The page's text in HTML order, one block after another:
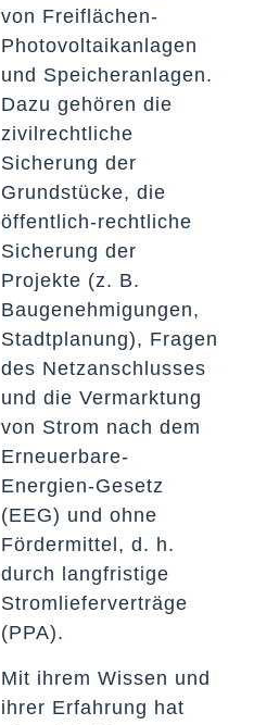
von Freiflächen-
Photovoltaikanlagen
und Speicheranlagen.
Dazu gehören die
zivilrechtliche
Sicherung der
Grundstücke, die
öffentlich-rechtliche
Sicherung der
Projekte (z. B.
Baugenehmigungen,
Stadtplanung), Fragen
des Netzanschlusses
und die Vermarktung
von Strom nach dem
Erneuerbare-
Energien-Gesetz
(EEG) und ohne
Fördermittel, d. h.
durch langfristige
Stromlieferverträge
(PPA).
Mit ihrem Wissen und
ihrer Erfahrung hat